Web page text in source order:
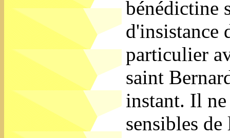
bénédictine
d'insistance
particulier
saint
instant. Il ne
sensibles